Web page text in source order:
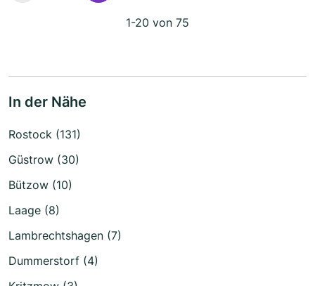
1-20 von 75
In der Nähe
Rostock (131)
Güstrow (30)
Bützow (10)
Laage (8)
Lambrechtshagen (7)
Dummerstorf (4)